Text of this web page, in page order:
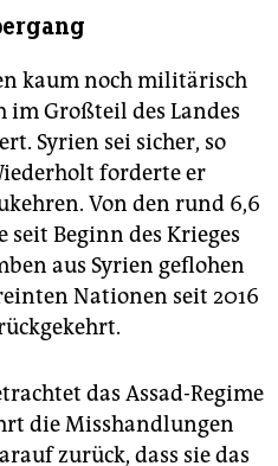
kaum noch militärisch
im Großteil des Landes
Syrien sei sicher, so
forderte er
Von den rund 6,6
Beginn des Krieges
aus Syrien geflohen
Nationen seit 2016
das Assad-Regime
die Misshandlungen
zurück, dass sie das